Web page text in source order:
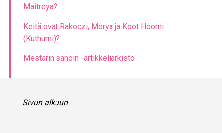
Maitreya?
Keitä ovat Rakoczi, Morya ja Koot Hoomi
(Kuthumi)?
Mestarin sanoin -artikkeliarkisto
Sivun alkuun